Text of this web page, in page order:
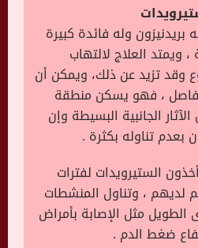
وله فائدة كبيرة
، ويمتد العلاج لالتهاب
لمدة 12 أسبوع وقد تزيد عن ذلك، ويمكن أن
، فهو يسكن منطقة
الجانبية البسيطة وإن
تناوله بكثرة .
الستيرويدات لفترات
لديهم ، وتناول المنشطات
الطويل مثل الإصابة بأمراض
ضغط الدم .